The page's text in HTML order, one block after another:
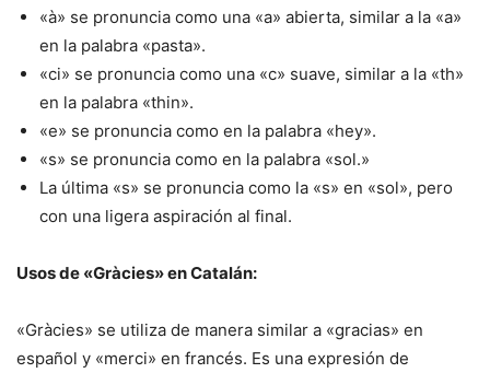
«à» se pronuncia como una «a» abierta, similar a la «a»
en la palabra «pasta».
«ci» se pronuncia como una «c» suave, similar a la «th»
en la palabra «thin».
«e» se pronuncia como en la palabra «hey».
«s» se pronuncia como en la palabra «sol.»
La última «s» se pronuncia como la «s» en «sol», pero
con una ligera aspiración al final.
Usos de «Gràcies» en Catalán:
«Gràcies» se utiliza de manera similar a «gracias» en
español y «merci» en francés. Es una expresión de